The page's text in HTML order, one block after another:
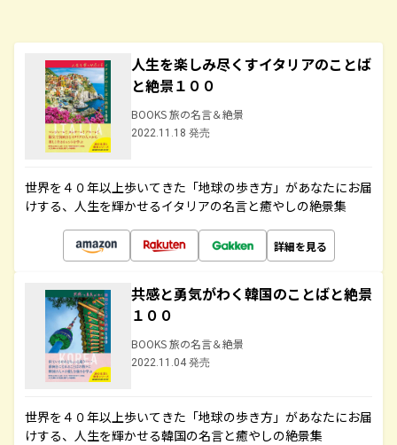
人生を楽しみ尽くすイタリアのことば
と絶景１００
BOOKS 旅の名言＆絶景
2022.11.18 発売
世界を４０年以上歩いてきた「地球の歩き方」があなたにお届
けする、人生を輝かせるイタリアの名言と癒やしの絶景集
詳細を見る
共感と勇気がわく韓国のことばと絶景
１００
BOOKS 旅の名言＆絶景
2022.11.04 発売
世界を４０年以上歩いてきた「地球の歩き方」があなたにお届
けする、人生を輝かせる韓国の名言と癒やしの絶景集